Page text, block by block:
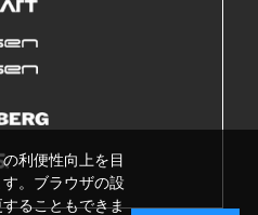
利便性向上を目
。ブラウザの設
ることもできま